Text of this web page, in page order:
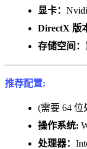
显卡：
DirectX 版
存储空间：
推荐配置:
(需要 64
操作系统:
处理器：